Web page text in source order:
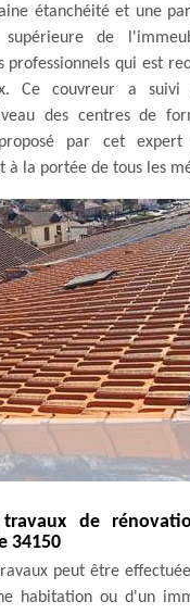
étanchéité et une
de
professionnels qui est
Ce couvreur a suivi
des centres de
par cet
à la portée de tous les
travaux de
34150
peut être
habitation ou d'un